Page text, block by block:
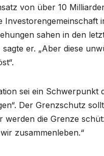
von über 10
sahen in den
er. „Aber diese
sei ein
Der Grenzschutz
werden die Grenze
zusammenleben.“